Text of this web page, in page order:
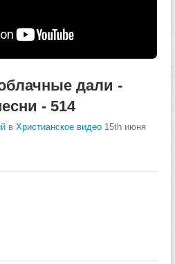
дали -
- 514
в Христианское видео 15th июня